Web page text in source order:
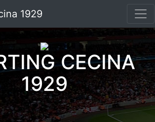
1929
CECINA
1929